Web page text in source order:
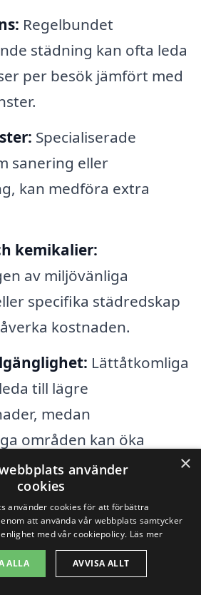
Regelbundet
städning kan ofta leda
per besök jämfört med
Specialiserade
sanering eller
kan medföra extra
kemikalier:
av miljövänliga
specifika städredskap
kostnaden.
Lättåtkomliga
till lägre
medan
områden kan öka
exakt prisuppskattning
det rekommenderat att
från flera olika företag
×
använder
cookies
använder cookies för att förbättra
att använda vår webbplats samtycker
med vår cookiepolicy. Läs mer
ALLA AVVISA ALLT